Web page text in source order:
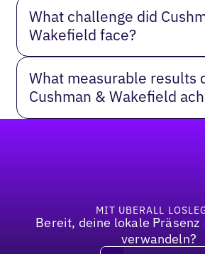
What challenge did
Wakefield face?
What measurable results
Cushman & Wakefield
MIT UBERALL
Bereit, deine lokale Präsenz
verwandeln?